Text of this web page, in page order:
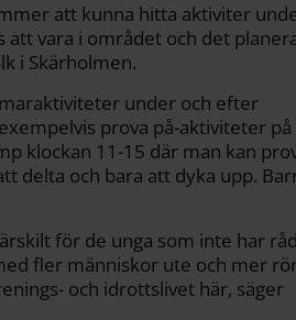
att kunna hitta aktiviter
vara i området och det
i Skärholmen.
under och efter
prova på-aktiviteter på
klockan 11-15 där man kan
delta och bara att dyka upp.
för de unga som inte har
fler människor ute och mer
och idrottslivet här, säger